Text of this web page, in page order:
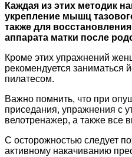
Каждая из этих методик
укрепление мышц
также для
аппарата матки после
Кроме этих упражнений
рекомендуется заниматься
пилатесом.
Важно помнить, что при
приседания, упражнения с
велотренажер, а также все
С осторожностью следует
активному накачиванию